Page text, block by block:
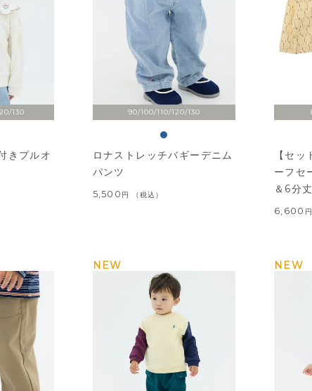
130
きプルオ
90/100/110/120/130
ロナストレッチバギーデニム
パンツ
5,500 税込
【セ
ーフセ
＆6分
6,600
NEW NEW